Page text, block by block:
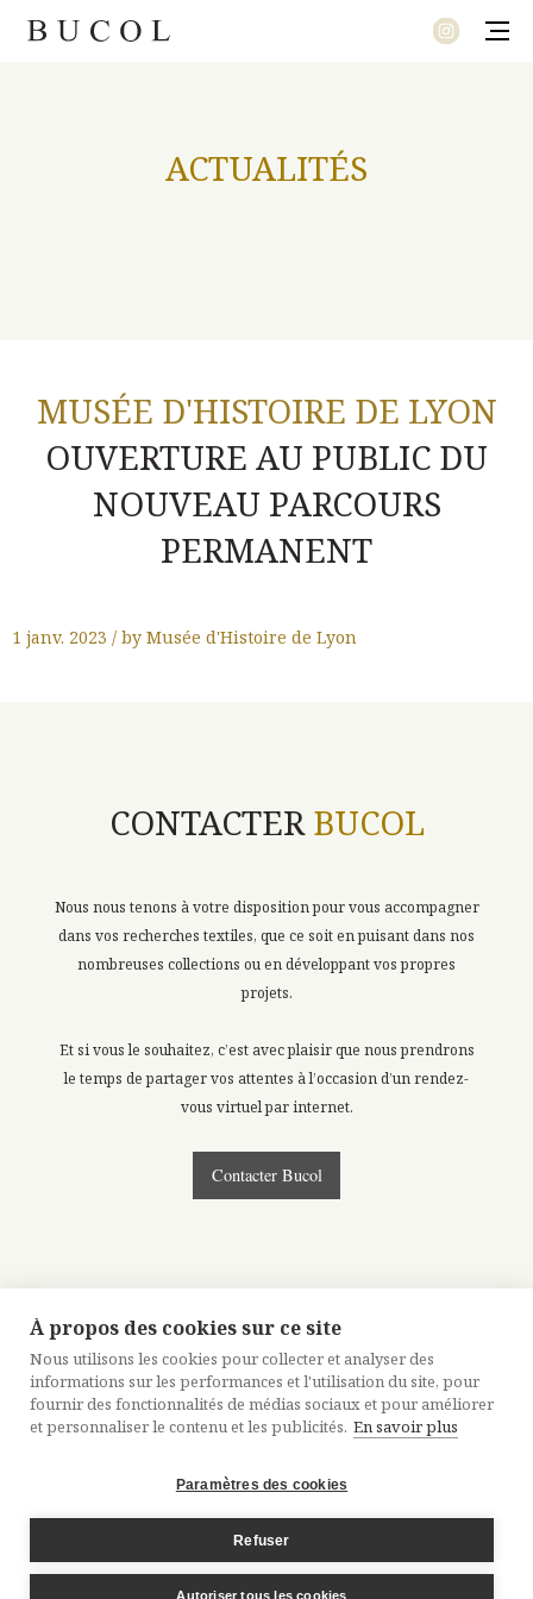
LE SOUFFLE DU TEMPS
ACTUALITÉS
MUSÉE D'HISTOIRE DE LYON
OUVERTURE AU PUBLIC DU
NOUVEAU PARCOURS
PERMANENT
1 janv. 2023 / by Musée d'Histoire de Lyon
CONTACTERBUCOL
Nous nous tenons à votre disposition pour vous accompagner
dans vos recherches textiles, que ce soit en puisant dans nos
nombreuses collections ou en développant vos propres
projets.
Et si vous le souhaitez, c’est avec plaisir que nous prendrons
le temps de partager vos attentes à l’occasion d’un rendez-
vous virtuel par internet.
Contacter Bucol
MENTIONS LÉGALES
CRÉDITS
PLAN DU SITE
À propos des cookies sur ce site
Nous utilisons les cookies pour collecter et analyser des
informations sur les performances et l'utilisation du site, pour
fournir des fonctionnalités de médias sociaux et pour améliorer
et personnaliser le contenu et les publicités. En savoir plus
Paramètres des cookies
Refuser
Autoriser tous les cookies